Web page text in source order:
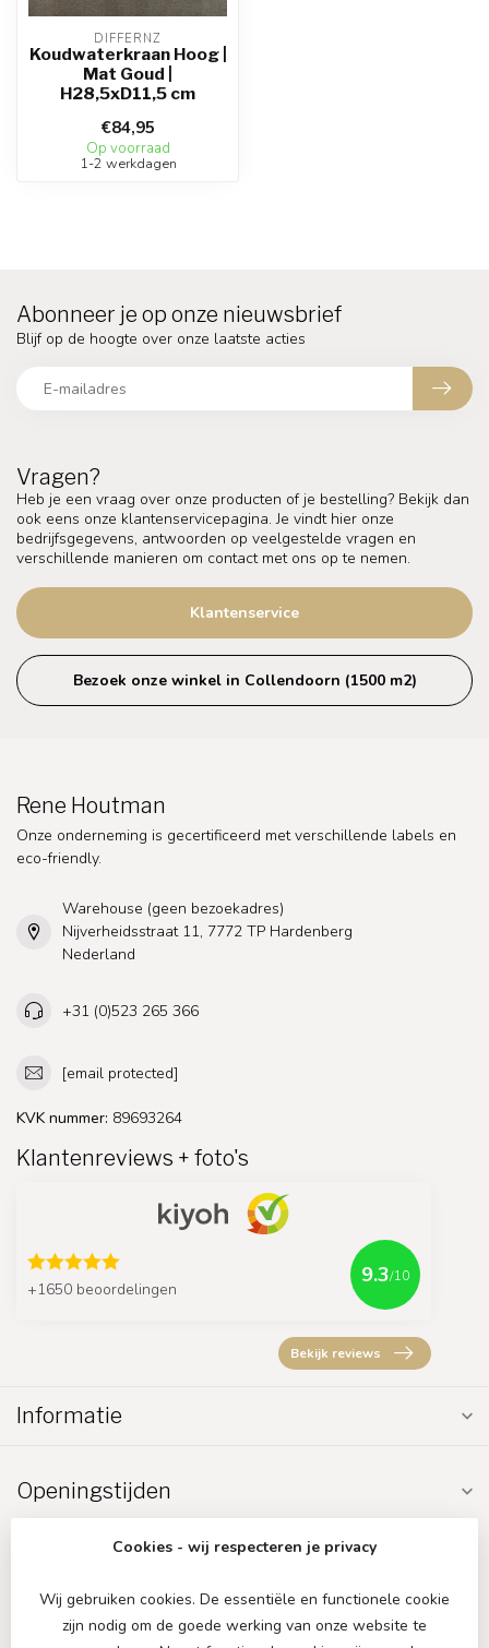
DIFFERNZ
Koudwaterkraan Hoog |
Mat Goud |
H28,5xD11,5 cm
€84,95
Op voorraad
1-2 werkdagen
Vragen?
Heb je een vraag over onze producten of je bestelling? Bekijk dan
ook eens onze klantenservicepagina. Je vindt hier onze
bedrijfsgegevens, antwoorden op veelgestelde vragen en
verschillende manieren om contact met ons op te nemen.
Klantenservice
Bezoek onze winkel in Collendoorn (1500 m2)
Abonneer je op onze nieuwsbrief
Blijf op de hoogte over onze laatste acties
Rene Houtman
Onze onderneming is gecertificeerd met verschillende labels en
eco-friendly.
Warehouse (geen bezoekadres)
Nijverheidsstraat 11, 7772 TP Hardenberg
Nederland
+31 (0)523 265 366
[email protected]
KVK nummer: 89693264
Klantenreviews + foto's
+1650 beoordelingen
9.3/10
Bekijk reviews
Informatie
Openingstijden
Cookies - wij respecteren je privacy
Wij gebruiken cookies. De essentiële en functionele cookie
zijn nodig om de goede werking van onze website te